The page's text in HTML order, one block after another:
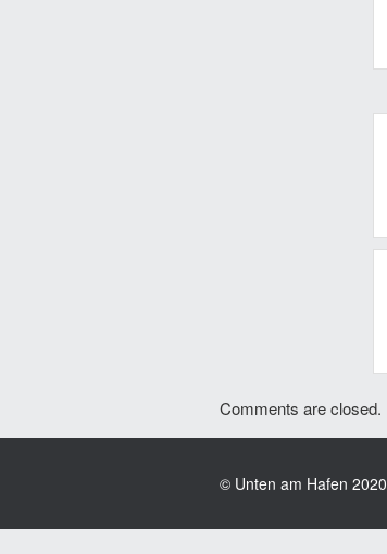
Comments are closed.
© Unten am Hafen 2020